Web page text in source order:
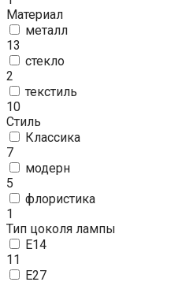
Материал
металл
13
стекло
2
текстиль
10
Стиль
Классика
7
модерн
5
флористика
1
Тип цоколя лампы
E14
11
E27